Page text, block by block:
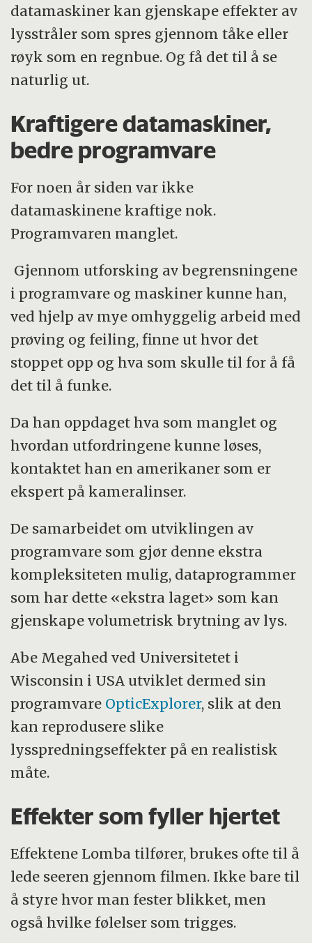
datamaskiner kan gjenskape effekter av
lysstråler som spres gjennom tåke eller
røyk som en regnbue. Og få det til å se
naturlig ut.
Kraftigere datamaskiner,
bedre programvare
For noen år siden var ikke
datamaskinene kraftige nok.
Programvaren manglet.
Gjennom utforsking av begrensningene
i programvare og maskiner kunne han,
ved hjelp av mye omhyggelig arbeid med
prøving og feiling, finne ut hvor det
stoppet opp og hva som skulle til for å få
det til å funke.
Da han oppdaget hva som manglet og
hvordan utfordringene kunne løses,
kontaktet han en amerikaner som er
ekspert på kameralinser.
De samarbeidet om utviklingen av
programvare som gjør denne ekstra
kompleksiteten mulig, dataprogrammer
som har dette «ekstra laget» som kan
gjenskape volumetrisk brytning av lys.
Abe Megahed ved Universitetet i
Wisconsin i USA utviklet dermed sin
programvare OpticExplorer, slik at den
kan reprodusere slike
lysspredningseffekter på en realistisk
måte.
Effekter som fyller hjertet
Effektene Lomba tilfører, brukes ofte til å
lede seeren gjennom filmen. Ikke bare til
å styre hvor man fester blikket, men
også hvilke følelser som trigges.